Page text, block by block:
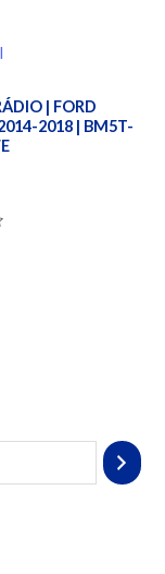
| FORD
2018 | BM5T-